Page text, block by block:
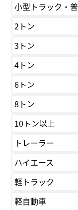
小型トラック・
2トン
3トン
4トン
6トン
8トン
10トン以上
トレーラー
ハイエース
軽トラック
軽自動車